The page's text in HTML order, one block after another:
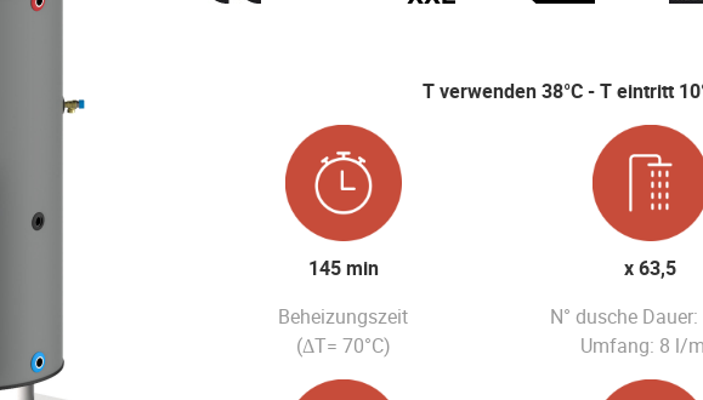
T verwenden 38°C - T eintritt
145 min
Beheizungszeit
(ΔT= 70°C)
x 63,5
N° dusche
Umfang: 8 l/